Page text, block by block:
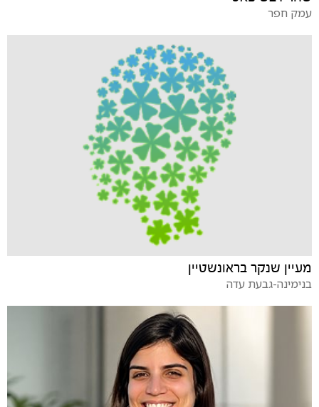
עמק חפר
מעיין שנקר בראונשטיין
בנימינה-גבעת עדה